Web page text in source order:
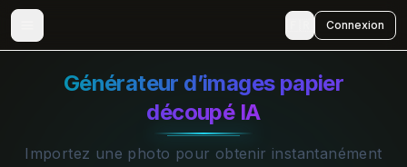
Connexion
Générateur d’images papier
découpé IA
Importez une photo pour obtenir instantanément